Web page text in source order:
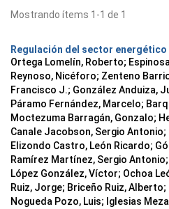
Mostrando ítems 1-1 de 1
Regulación del sector energético
Ortega Lomelín, Roberto;
Reynoso, Nicéforo; Zenteno
Francisco J.; González Anduiza,
Páramo Fernández, Marcelo;
Moctezuma Barragán, Gonzalo;
Canale Jacobson, Sergio
Elizondo Castro, León Ricardo;
Ramírez Martínez, Sergio
López González, Víctor; Ochoa
Ruiz, Jorge; Briceño Ruiz,
Nogueda Pozo, Luis; Iglesias